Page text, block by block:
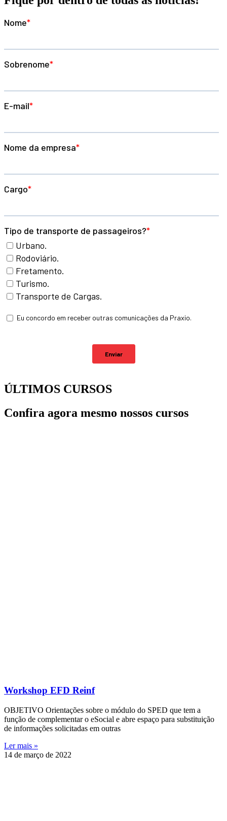
ÚLTIMOS CURSOS
Confira agora mesmo nossos cursos
Workshop EFD Reinf
OBJETIVO Orientações sobre o módulo do SPED que tem a
função de complementar o eSocial e abre espaço para substituição
de informações solicitadas em outras
Ler mais »
14 de março de 2022